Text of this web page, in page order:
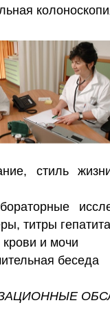
стиль
титры
и мочи
беседа